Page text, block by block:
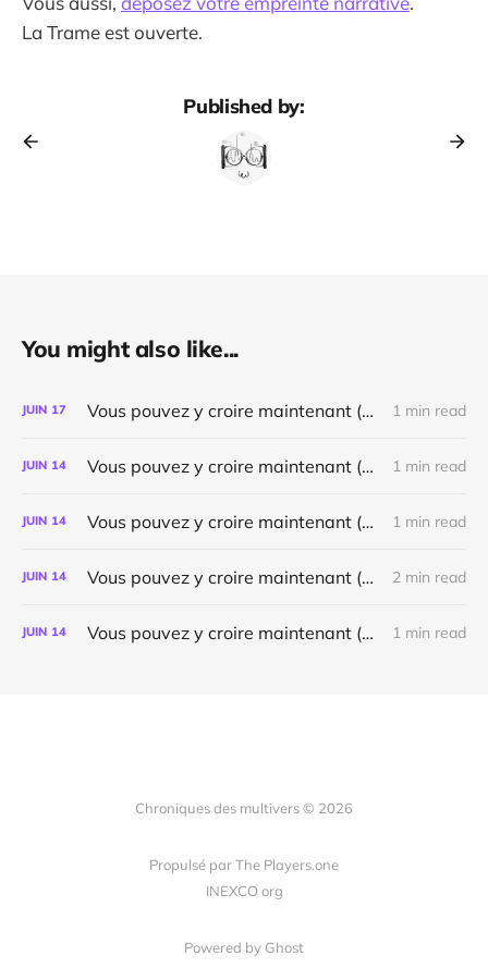
La Trame est ouverte.
Published by:
You might also like...
JUIN 17 Vous pouvez y croire maintenant (👽️) 1 min read
JUIN 14 Vous pouvez y croire maintenant (Ouverture 📁 2027) 1 min read
JUIN 14 Vous pouvez y croire maintenant (Ouverture 📁 2026) 1 min read
JUIN 14 Vous pouvez y croire maintenant (ouverture 📁 2025) 2 min read
JUIN 14 Vous pouvez y croire maintenant (ouverture 📁 2021) 1 min read
Chroniques des multivers © 2026
Propulsé par The Players.one
INEXCO org
Powered by Ghost